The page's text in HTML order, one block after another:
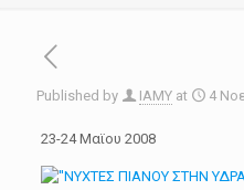
Published by IAMY at 4
23-24 Μαϊου 2008